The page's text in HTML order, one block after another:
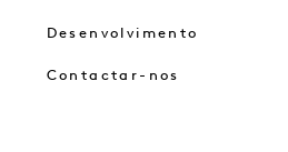
Desenvolvimento
Contactar-nos